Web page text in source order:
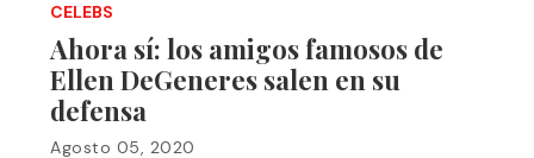
CELEBS
Ahora sí: los amigos famosos de
Ellen DeGeneres salen en su
defensa
Agosto 05, 2020